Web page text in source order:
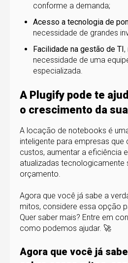
conforme a demanda;
Acesso a tecnologia de
necessidade de grandes
Facilidade na gestão de TI
necessidade de uma
especializada.
A Plugify pode te
o crescimento da
A locação de notebooks é
inteligente para empresas que
custos, aumentar a eficiência
atualizadas
orçamento.
Agora que você já sabe a
mitos, considere essa opção
Quer saber mais? Entre em
como podemos ajudar. 🚀
Agora que você já